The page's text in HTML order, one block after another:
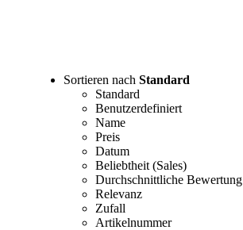
Sortieren nachStandard
Standard
Benutzerdefiniert
Name
Preis
Datum
Beliebtheit (Sales)
Durchschnittliche Bewertung
Relevanz
Zufall
Artikelnummer